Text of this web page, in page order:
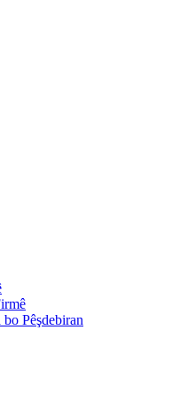
Pêşdebiran